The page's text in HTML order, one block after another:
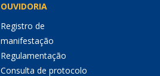
OUVIDORIA
Registro de
manifestação
Regulamentação
Consulta de protocolo